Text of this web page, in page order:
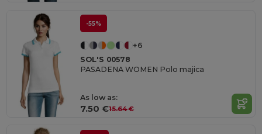
-55%
+6
SOL'S 00578
PASADENA WOMEN Polo majica
As low as:
7.50 €15.64 €